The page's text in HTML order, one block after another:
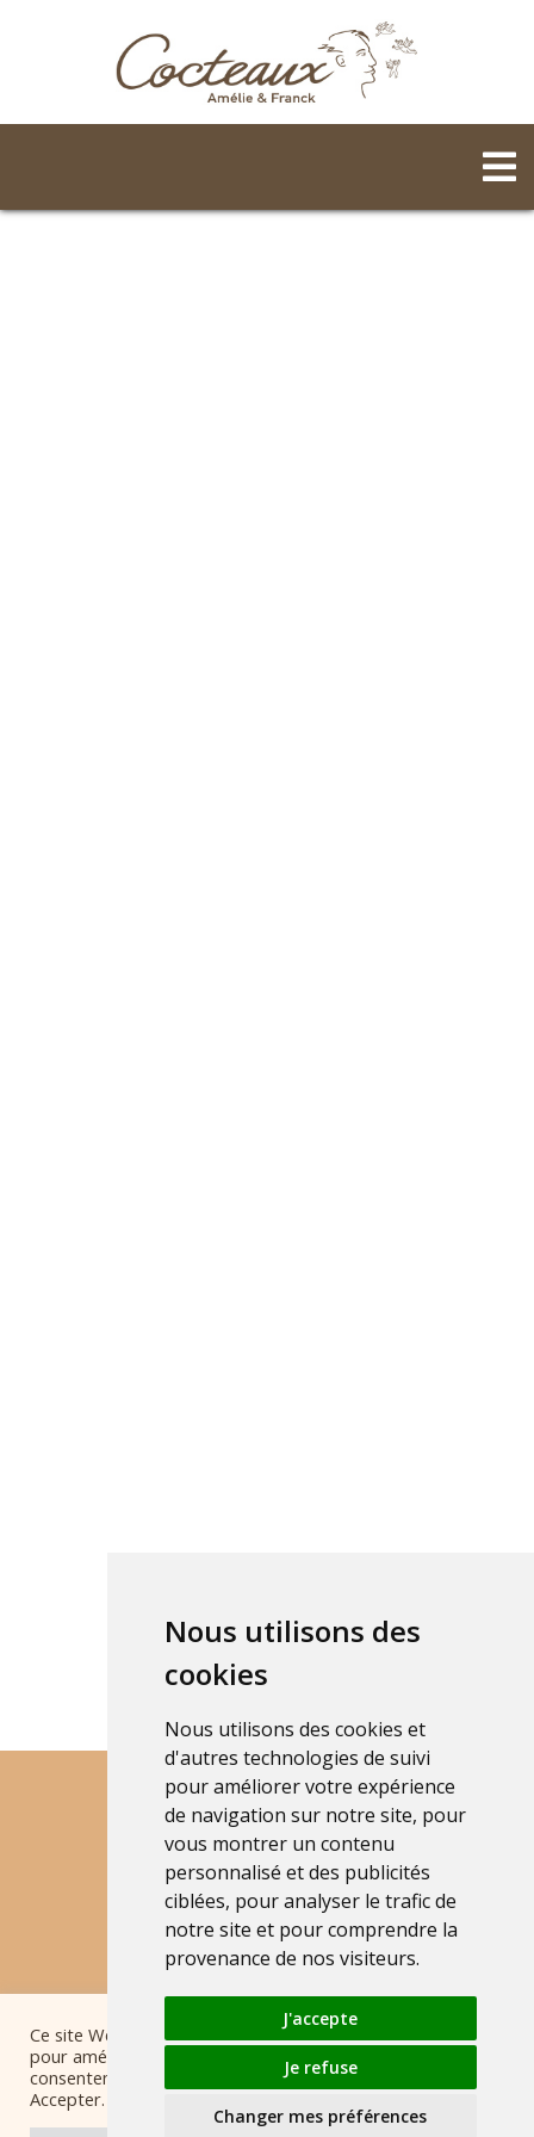
Nous utilisons des
cookies
Nous utilisons des cookies et
d'autres technologies de suivi
pour améliorer votre expérience
de navigation sur notre site, pour
vous montrer un contenu
personnalisé et des publicités
ciblées, pour analyser le trafic de
notre site et pour comprendre la
provenance de nos visiteurs.
J'accepte
Je refuse
Changer mes préférences
LIVRAISON RAPIDE
Livraison par carton ou palette dans toute
la France
PAIEMENT SÉCURISÉ
Ce site Web utilise ses propres cookies et ceux de tiers
pour améliorer nos services. Pour donner votre
consentement à son utilisation, appuyez sur le bouton
Accepter.